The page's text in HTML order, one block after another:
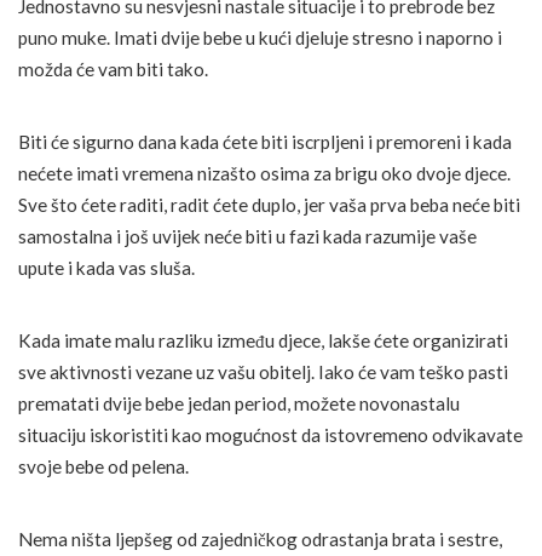
Jednostavno su nesvjesni nastale situacije i to prebrode bez
puno muke. Imati dvije bebe u kući djeluje stresno i naporno i
možda će vam biti tako.
Biti će sigurno dana kada ćete biti iscrpljeni i premoreni i kada
nećete imati vremena nizašto osima za brigu oko dvoje djece.
Sve što ćete raditi, radit ćete duplo, jer vaša prva beba neće biti
samostalna i još uvijek neće biti u fazi kada razumije vaše
upute i kada vas sluša.
Kada imate malu razliku između djece, lakše ćete organizirati
sve aktivnosti vezane uz vašu obitelj. Iako će vam teško pasti
prematati dvije bebe jedan period, možete novonastalu
situaciju iskoristiti kao mogućnost da istovremeno odvikavate
svoje bebe od pelena.
Nema ništa ljepšeg od zajedničkog odrastanja brata i sestre,